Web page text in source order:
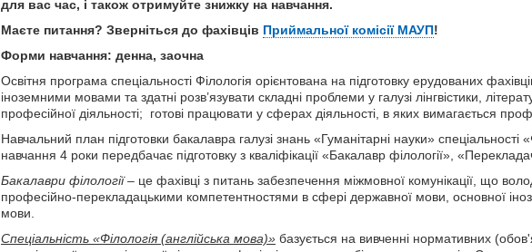
для вас час, і також отримуйте знижку на навчання.
Маєте питання? Зверніться до фахівців Приймальної комісії МАУП!
Форми навчання: денна, заочна
Освітня програма спеціальності Філологія орієнтована на підготовку ерудованих
іноземними мовами та здатні розв’язувати складні проблеми у галузі лінгвістики,
професійної діяльності; готові працювати у сферах діяльності, в яких вимагається
Навчальний план підготовки бакалавра галузі знань «Гуманітарні науки»
навчання 4 роки передбачає підготовку з кваліфікації «Бакалавр філології»,
Бакалаври філології– це фахівці з питань забезпечення міжмовної комунікації, що
професійно-перекладацькими компетентностями в сфері державної мови, основної
мови.
Спеціальність «Філологія (англійська мова)» базується на вивченні нормативних